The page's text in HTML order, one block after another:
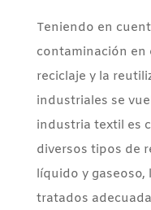
Teniendo en
contaminación en
reciclaje y la
industriales se
industria textil es
diversos tipos de
líquido y gaseoso,
tratados